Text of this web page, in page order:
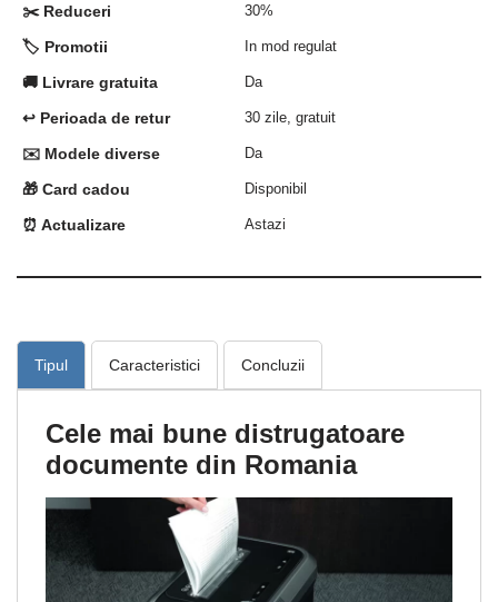
✂️ Reduceri 30%
🏷️ Promotii In mod regulat
🚚 Livrare gratuita Da
↩️ Perioada de retur 30 zile, gratuit
✉️ Modele diverse Da
🎁 Card cadou Disponibil
⏰ Actualizare Astazi
Tipul Caracteristici Concluzii
Cele mai bune distrugatoare
documente din Romania